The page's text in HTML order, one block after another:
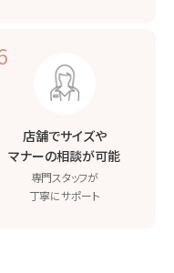
店舗でサイズや
マナーの相談が可能
専門スタッフが
丁寧にサポート